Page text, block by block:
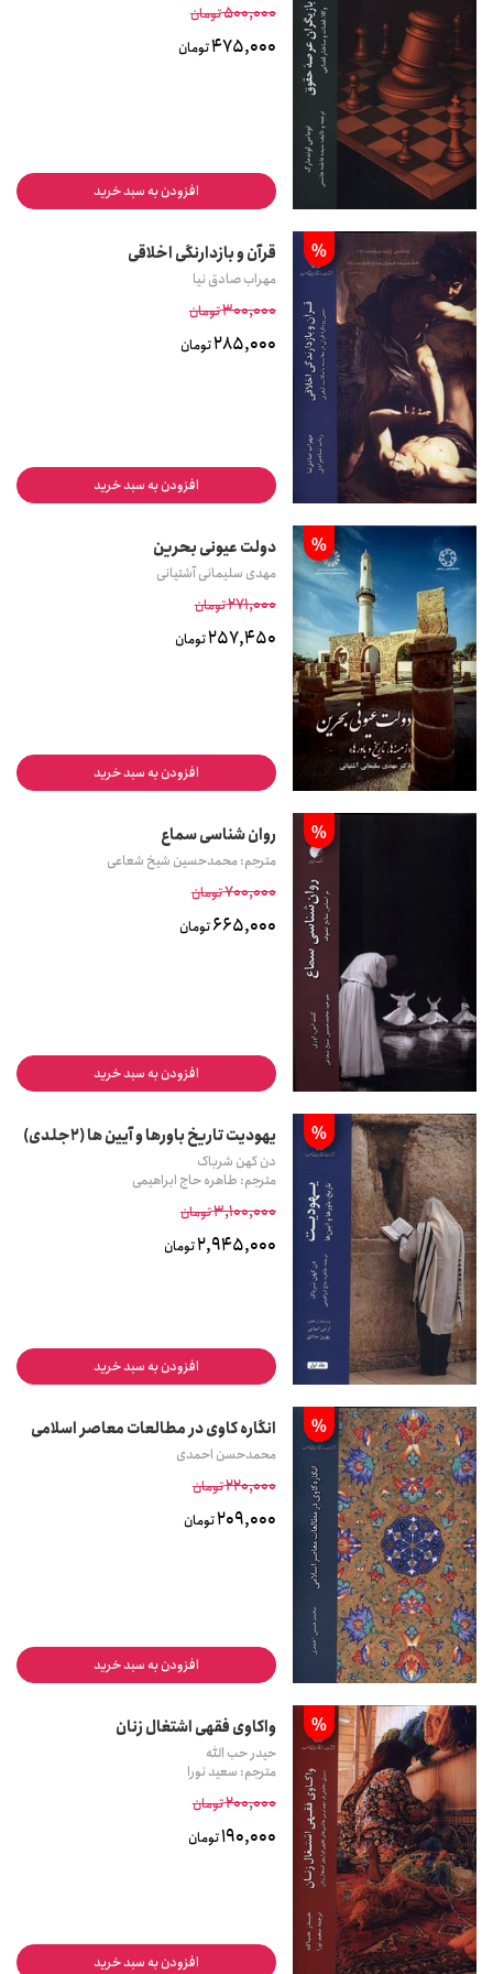
500,000تومان
475,000تومان
افزودن به سبد خرید
% قرآن و بازدارنگی اخلاقی
مهراب صادق نیا
300,000تومان
285,000تومان
افزودن به سبد خرید
% دولت عیونی بحرین
مهدی سلیمانی آشتیانی
271,000تومان
257,450تومان
افزودن به سبد خرید
% روان شناسی سماع
مترجم: محمدحسین شیخ شعاعی
700,000تومان
665,000تومان
افزودن به سبد خرید
% یهودیت تاریخ باورها و آیین ها (2جلدی)
دن کهن شرباک
مترجم: طاهره حاج ابراهیمی
3,100,000تومان
2,945,000تومان
افزودن به سبد خرید
% انگاره کاوی در مطالعات معاصر اسلامی
محمدحسن احمدی
220,000تومان
209,000تومان
افزودن به سبد خرید
% واکاوی فقهی اشتغال زنان
حیدر حب الله
مترجم: سعید نورا
200,000تومان
190,000تومان
افزودن به سبد خرید